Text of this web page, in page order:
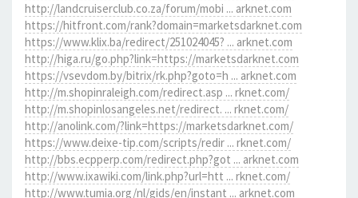
http://landcruiserclub.co.za/forum/mobi ... arknet.com
https://hitfront.com/rank?domain=marketsdarknet.com
https://www.klix.ba/redirect/251024045? ... arknet.com
http://higa.ru/go.php?link=https://marketsdarknet.com
https://vsevdom.by/bitrix/rk.php?goto=h ... arknet.com
http://m.shopinraleigh.com/redirect.asp ... rknet.com/
http://m.shopinlosangeles.net/redirect. ... rknet.com/
http://anolink.com/?link=https://marketsdarknet.com/
https://www.deixe-tip.com/scripts/redir ... rknet.com/
http://bbs.ecpperp.com/redirect.php?got ... arknet.com
http://www.ixawiki.com/link.php?url=htt ... rknet.com/
http://www.tumia.org/nl/gids/en/instant ... arknet.com